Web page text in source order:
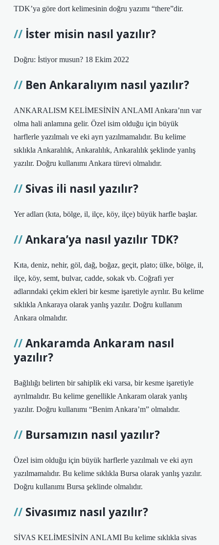
TDK’ya göre dort kelimesinin doğru yazımı “there”dir.
İster misin nasıl yazılır?
Doğru: İstiyor musun? 18 Ekim 2022
Ben Ankaralıyım nasıl yazılır?
ANKARALISM KELİMESİNİN ANLAMI Ankara’nın var
olma hali anlamına gelir. Özel isim olduğu için büyük
harflerle yazılmalı ve eki ayrı yazılmamalıdır. Bu kelime
sıklıkla Ankaralılık, Ankaralılık, Ankaralılık şeklinde yanlış
yazılır. Doğru kullanımı Ankara türevi olmalıdır.
Sivas ili nasıl yazılır?
Yer adları (kıta, bölge, il, ilçe, köy, ilçe) büyük harfle başlar.
Ankara’ya nasıl yazılır TDK?
Kıta, deniz, nehir, göl, dağ, boğaz, geçit, plato; ülke, bölge, il,
ilçe, köy, semt, bulvar, cadde, sokak vb. Coğrafi yer
adlarındaki çekim ekleri bir kesme işaretiyle ayrılır. Bu kelime
sıklıkla Ankaraya olarak yanlış yazılır. Doğru kullanım
Ankara olmalıdır.
Ankaramda Ankaram nasıl
yazılır?
Bağlılığı belirten bir sahiplik eki varsa, bir kesme işaretiyle
ayrılmalıdır. Bu kelime genellikle Ankaram olarak yanlış
yazılır. Doğru kullanımı “Benim Ankara’m” olmalıdır.
Bursamızın nasıl yazılır?
Özel isim olduğu için büyük harflerle yazılmalı ve eki ayrı
yazılmamalıdır. Bu kelime sıklıkla Bursa olarak yanlış yazılır.
Doğru kullanımı Bursa şeklinde olmalıdır.
Sivasımız nasıl yazılır?
SİVAS KELİMESİNİN ANLAMI Bu kelime sıklıkla sivas